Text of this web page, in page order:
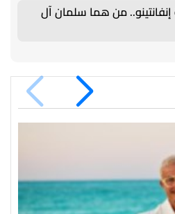
من هما سلمان آل